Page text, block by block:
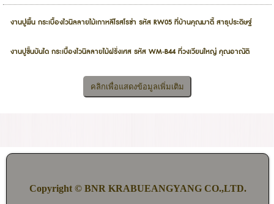
งานปูพื้น กระเบื้องไวนิลลายไม้เกาหลีโรสโรซ่า รหัส RW05 ที่บ้านคุณมาตี้ สาธุประดิษฐ์
งานปูขั้นบันได กระเบื้องไวนิลลายไม้ฝรั่งเศส รหัส WM-B44 ที่วงเวียนใหญ่ คุณอาณัติ
Copyright © BNR KRABUEANGYANG CO.,LTD.